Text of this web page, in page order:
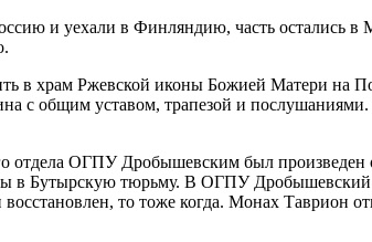
и уехали в Финляндию, часть остались в
в храм Ржевской иконы Божией Матери на
с общим уставом, трапезой и
отдела ОГПУ Дробышевским был
в Бутырскую тюрьму. В ОГПУ
то тоже когда. Монах Таврион